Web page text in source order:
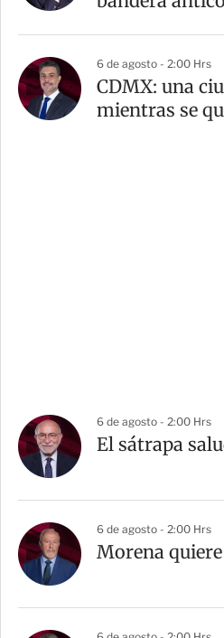
6 de agosto - 2:00 Hrs
CDMX: una
mientras se
6 de agosto - 2:00 Hrs
El sátrapa
6 de agosto - 2:00 Hrs
Morena